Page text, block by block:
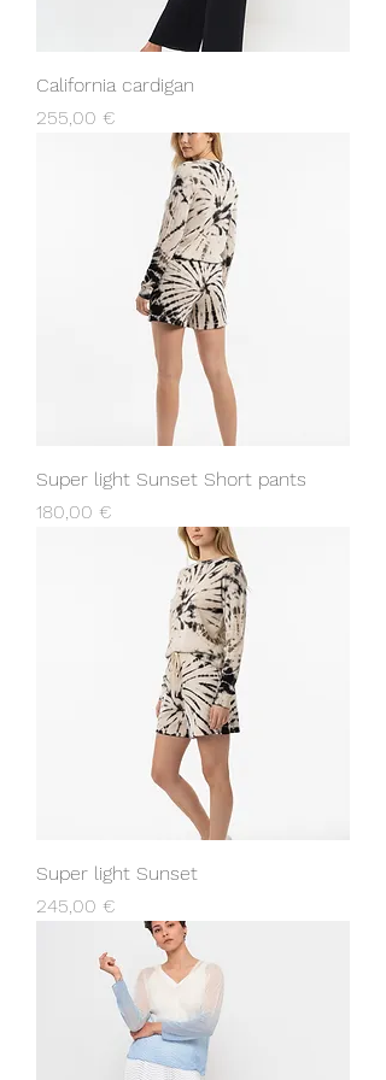
California cardigan
Prix
255,00 €
Super light Sunset Short pants
Prix
180,00 €
Super light Sunset
Prix
245,00 €